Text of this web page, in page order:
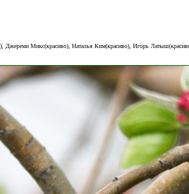
Джереми Микс(красиво), Наталья Ким(красиво), Игорь